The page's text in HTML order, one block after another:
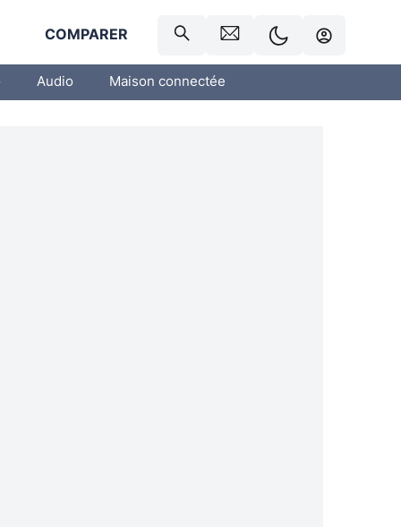
COMPARER
Audio Maison connectée